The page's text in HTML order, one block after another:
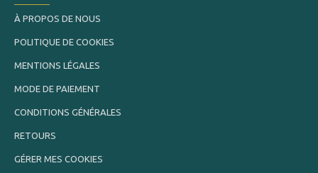
À PROPOS DE NOUS
POLITIQUE DE COOKIES
MENTIONS LÉGALES
MODE DE PAIEMENT
CONDITIONS GÉNÉRALES
RETOURS
GÉRER MES COOKIES